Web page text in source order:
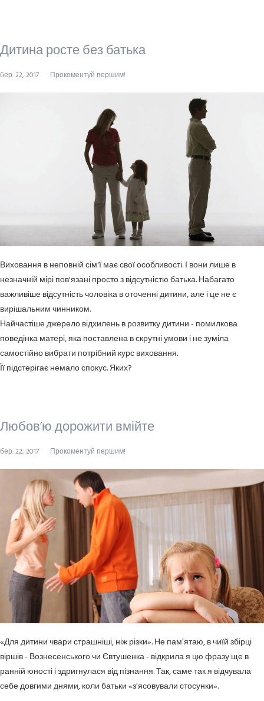
Дитина росте без батька
бер. 22, 2017 Прокоментуй першим!
Виховання в неповній сім'ї має свої особливості. І вони лише в
незначній мірі пов'язані просто з відсутністю батька. Набагато
важливіше відсутність чоловіка в оточенні дитини, але і це не є
вирішальним чинником.
Найчастіше джерело відхилень в розвитку дитини - помилкова
поведінка матері, яка поставлена в скрутні умови і не зуміла
самостійно вибрати потрібний курс виховання.
Її підстерігає немало спокус. Яких?
Любов’ю дорожити вмійте
бер. 22, 2017 Прокоментуй першим!
«Для дитини чвари страшніші, ніж різки». Не пам’ятаю, в чиїй збірці
віршів - Вознесенського чи Євтушенка - відкрила я цю фразу ще в
ранній юності і здригнулася від пізнання. Так, саме так я відчувала
себе довгими днями, коли батьки «з’ясовували стосунки».